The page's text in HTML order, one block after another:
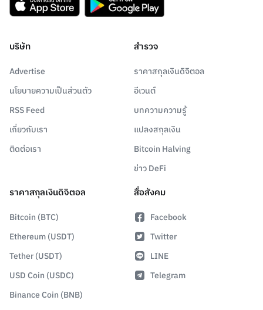
บริษัท
Advertise
นโยบายความเป็นส่วนตัว
RSS Feed
เกี่ยวกับเรา
ติดต่อเรา
สำรวจ
ราคาสกุลเงินดิจิตอล
อีเวนต์
บทความความรู้
แปลงสกุลเงิน
Bitcoin Halving
ข่าว DeFi
ราคาสกุลเงินดิจิตอล
Bitcoin (BTC)
Ethereum (USDT)
Tether (USDT)
USD Coin (USDC)
Binance Coin (BNB)
สื่อสังคม
Facebook
Twitter
LINE
Telegram